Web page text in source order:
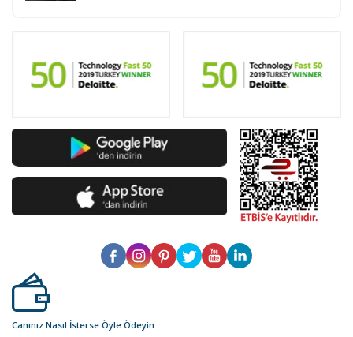
Canınız Nasıl İsterse Öyle Ödeyin